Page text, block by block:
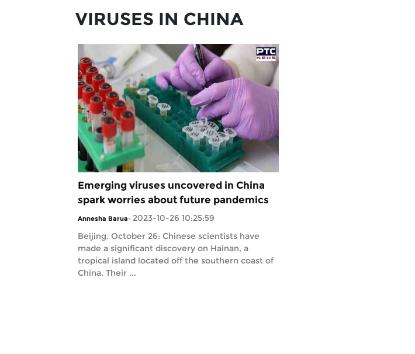
VIRUSES IN CHINA
Emerging viruses uncovered in China
spark worries about future pandemics
Annesha Barua- 2023-10-26 10:25:59
Beijing. October 26: Chinese scientists have
made a significant discovery on Hainan, a
tropical island located off the southern coast of
China. Their ...